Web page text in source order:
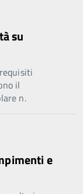
su
il
n.
e